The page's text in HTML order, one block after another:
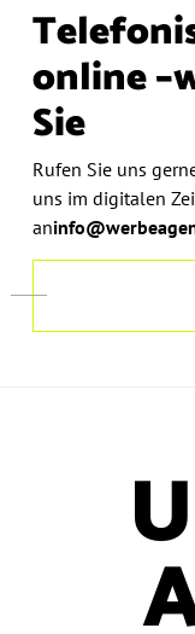
online –
Sie
Rufen Sie uns
uns im digitalen
an